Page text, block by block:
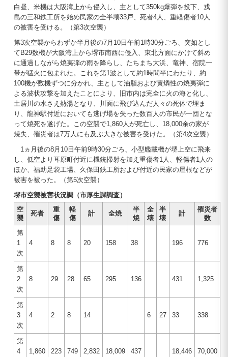
白昼、米機は大阪湾上から侵入し、主として350kg爆弾を投下、戎
島の三和鉄工所を始め民家の全半壊33戸、死者4人、重軽傷者10人
の被害を受ける。（第3次空襲）
第3次空襲からわずか半月後の7月10日午前1時30分ごろ、突如とし
てB29数機が大阪湾上から堺市南西に侵入、東北方面にかけて斜め
に通過しながら焼夷弾の雨を降らし、たちまち大浜、竜神、宿院一
帯が猛火に包まれた。これを第1波として約1時間半にわたり、約
100機が数機ずつに分かれ、主として油脂および黄燐性の焼夷弾に
よる波状攻撃を加えたことにより、旧市内は完全に火の海と化し、
土居川の水さえ熱湯となり、川面に飛び込んだ人々の死体で埋ま
り、龍神駅付近においても逃げ場を失った数百人の市民が一団とな
って焼死を遂げた。この空襲で1,860人が死亡し、18,000余の家が
焼失、罹災者は7万人にも及ぶ大きな被害を受けた。（第4次空襲）
1ヵ月後の8月10日午前9時30分ごろ、小型艦載機が堺上空に飛来
し、低空より耳原町付近に機銃掃射を加え重傷者1人、軽傷者1人の
ほか、福助足袋工場、久保田鉄工所および付近の民家の屋根などが
被害を被った。（第5次空襲）
堺市空襲被害状況調（市厚生課調査）
空
襲
死者
重
傷
軽
傷
計 全焼
半
焼
全
壊
半
壊
計
罹災者
数
第
1
次
4 8 8 20 158 38 196 776
第
2
次
8 29 28 65 295 136 431 1,325
第
3
次
4 2 8 14 6 27 33 338
第
4
1,860 223 749 2,832 18,009 437 18,446 70,000